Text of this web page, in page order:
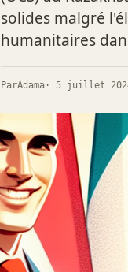
solides malgré
humanitaires
ParAdama · 5 juillet